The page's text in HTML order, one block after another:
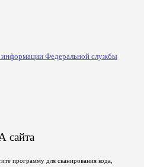
Федеральной службы
программу для сканирования кода,